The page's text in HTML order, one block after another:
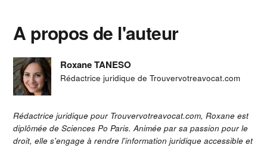
A propos de l'auteur
Roxane TANESO
Rédactrice juridique de Trouvervotreavocat.com
Rédactrice juridique pour Trouvervotreavocat.com, Roxane est
diplômée de Sciences Po Paris. Animée par sa passion pour le
droit, elle s'engage à rendre l'information juridique accessible et